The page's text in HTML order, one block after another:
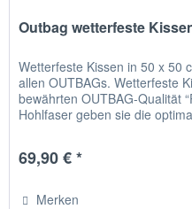
Outbag wetterfeste
Wetterfeste Kissen in 50 x 50
allen OUTBAGs. Wetterfeste
bewährten OUTBAG-Qualität
Hohlfaser geben sie die
69,90 € *
Merken